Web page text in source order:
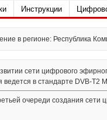
Инструкции
в регионе: Республика
сети цифрового
в стандарте DVB-T2
очереди создания сети